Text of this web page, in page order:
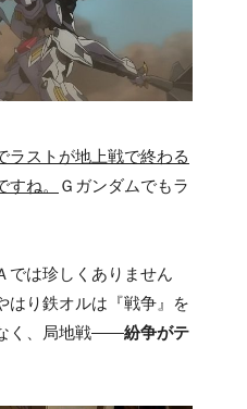
ラストが地上戦で終わる
ね。
Ｇガンダムでもラ
では珍しくありません
はり鉄オルは『戦争』を
く、局地戦――紛争がテ